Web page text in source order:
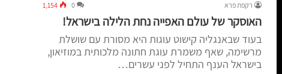
רקפת פרא 0
1,154
האוסקר של עולם האפייה נחת הלילה בישראל!
בעוד שבאנגליה קישוט עוגות היא מסורת עם שושלת
מרשימה, שאף משמרת עוגת חתונה מלכותית במוזיאון,
בישראל הענף התחיל לפני עשרים…